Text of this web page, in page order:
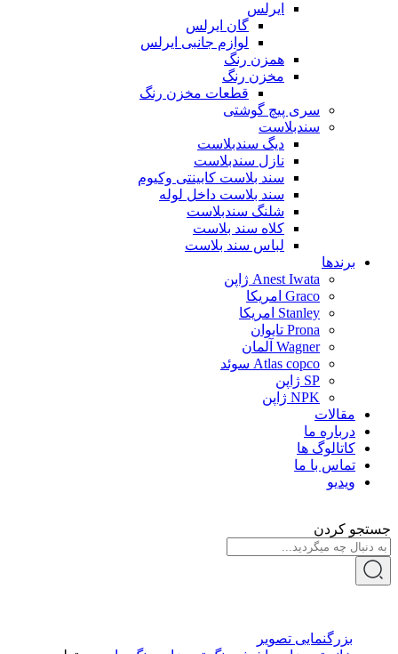
ایرلس
گان ایرلس
لوازم جانبی ایرلس
همزن رنگ
مخزن رنگ
قطعات مخزن رنگ
سری پیچ گوشتی
سندبلاست
دیگ سندبلاست
نازل سندبلاست
سند بلاست کابینتی وکیوم
سند بلاست داخل لوله
شلنگ سندبلاست
کلاه سند بلاست
لباس سند بلاست
برندها
Anest Iwata ژاپن
Graco امریکا
Stanley امریکا
Prona تایوان
Wagner آلمان
Atlas copco سوئد
SP ژاپن
NPK ژاپن
مقالات
درباره ما
کاتالوگ ها
تماس با ما
ویدیو
جستجو کردن
بزرگنمایی تصویر